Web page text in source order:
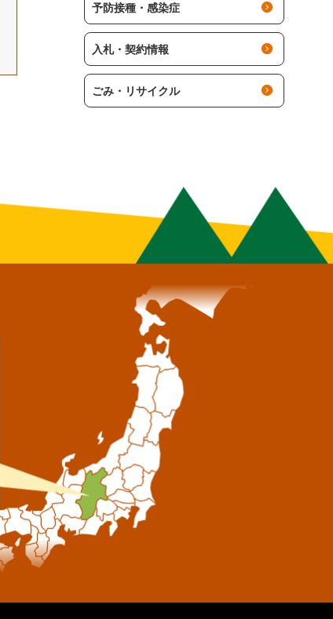
予防接種・感染症
入札・契約情報
ごみ・リサイクル